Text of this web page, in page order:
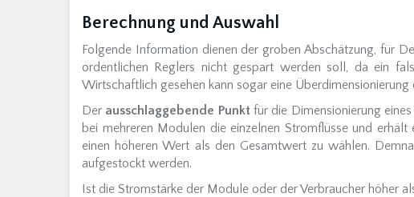
Berechnung und Auswahl
Folgende Information dienen der groben Abschätzung, für
ordentlichen Reglers nicht gespart werden soll, da ein
Wirtschaftlich gesehen kann sogar eine
Der ausschlaggebende Punkt für die Dimensionierung
bei mehreren Modulen die einzelnen Stromflüsse und
einen höheren Wert als den Gesamtwert zu wählen.
aufgestockt werden.
Ist die Stromstärke der Module oder der Verbraucher höher